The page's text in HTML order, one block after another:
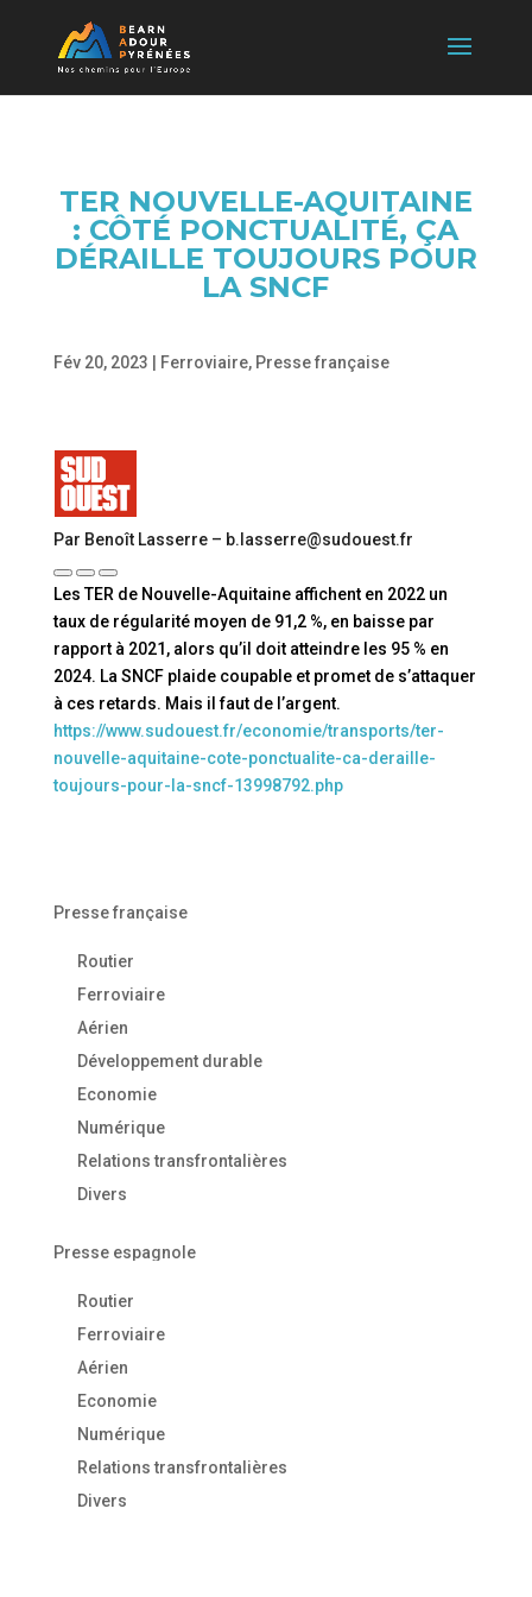
TER NOUVELLE-AQUITAINE
: CÔTÉ PONCTUALITÉ, ÇA
DÉRAILLE TOUJOURS POUR
LA SNCF
Fév 20, 2023 Ferroviaire, Presse française
Par Benoît Lasserre – b.lasserre@sudouest.fr
Les TER de Nouvelle-Aquitaine affichent en 2022 un
taux de régularité moyen de 91,2 %, en baisse par
rapport à 2021, alors qu’il doit atteindre les 95 % en
2024. La SNCF plaide coupable et promet de s’attaquer
à ces retards. Mais il faut de l’argent.
https://www.sudouest.fr/economie/transports/ter-
nouvelle-aquitaine-cote-ponctualite-ca-deraille-
toujours-pour-la-sncf-13998792.php
Presse française
Routier
Ferroviaire
Aérien
Développement durable
Economie
Numérique
Relations transfrontalières
Divers
Presse espagnole
Routier
Ferroviaire
Aérien
Economie
Numérique
Relations transfrontalières
Divers